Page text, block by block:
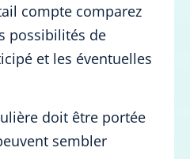
compte comparez
possibilités de
et les éventuelles
doit être portée
sembler